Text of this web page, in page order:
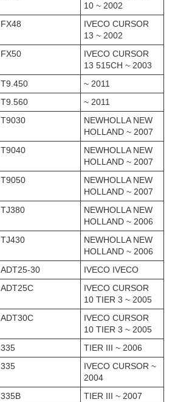
10 ~ 2002
FX48
IVECO CURSOR
13 ~ 2002
FX50
IVECO CURSOR
13 515CH ~ 2003
T9.450
~ 2011
T9.560
~ 2011
T9030
NEWHOLLA NEW
HOLLAND ~ 2007
T9040
NEWHOLLA NEW
HOLLAND ~ 2007
T9050
NEWHOLLA NEW
HOLLAND ~ 2007
TJ380
NEWHOLLA NEW
HOLLAND ~ 2006
TJ430
NEWHOLLA NEW
HOLLAND ~ 2006
ADT25-30
IVECO IVECO
ADT25C
IVECO CURSOR
10 TIER 3 ~ 2005
ADT30C
IVECO CURSOR
10 TIER 3 ~ 2005
335
TIER III ~ 2006
335
IVECO CURSOR ~
2004
335B
TIER III ~ 2007